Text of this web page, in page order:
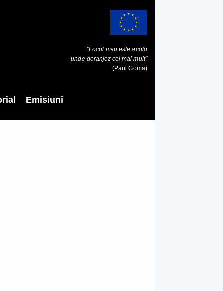
"Locul meu este acolo
unde deranjez cel mai mult"
(Paul Goma)
Emisiuni